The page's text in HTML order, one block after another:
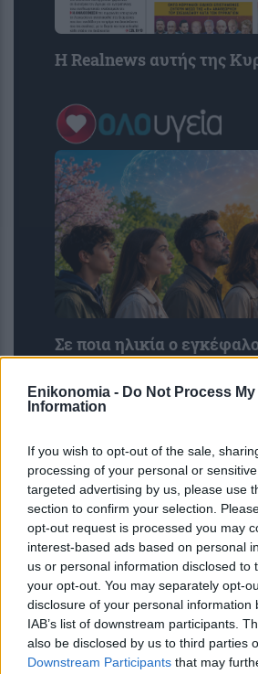
Enikonomia - Do Not Process My
Information
If you wish to opt-out of the sale,
processing of your personal or
targeted advertising by us, please use
section to confirm your selection.
opt-out request is processed you may
interest-based ads based on personal
us or personal information disclosed to
your opt-out. You may separately opt-
disclosure of your personal information
IAB’s list of downstream participants.
also be disclosed by us to third parties
Downstream Participants that may
Η Realnews αυτής της
Σε ποια ηλικία ο
καλύτερά του; Η
ικανότητα στα 70
Κρέμες, κολλαγόνο ή
πραγματικά λειτουργεί
μετά από μεγάλη